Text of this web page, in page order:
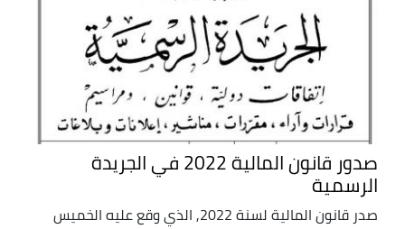
صدور قانون المالية 2022 في الجريدة
الرسمية
صدر قانون المالية لسنة 2022, الذي وقع عليه الخميس